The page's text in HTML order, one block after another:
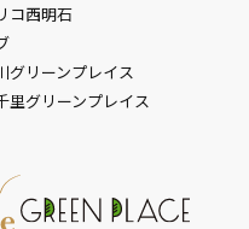
コ西明石
グリーンプレイス
里グリーンプレイス